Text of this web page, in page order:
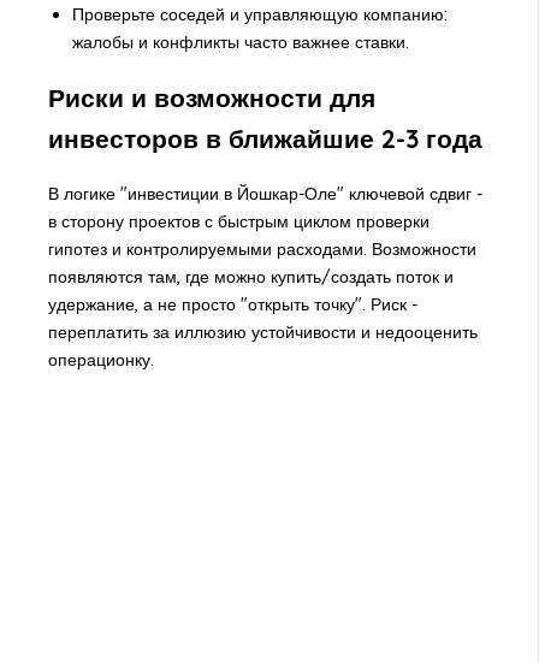
Проверьте соседей и управляющую компанию:
жалобы и конфликты часто важнее ставки.
Риски и возможности для
инвесторов в ближайшие 2-3 года
В логике "инвестиции в Йошкар-Оле" ключевой сдвиг -
в сторону проектов с быстрым циклом проверки
гипотез и контролируемыми расходами. Возможности
появляются там, где можно купить/создать поток и
удержание, а не просто "открыть точку". Риск -
переплатить за иллюзию устойчивости и недооценить
операционку.